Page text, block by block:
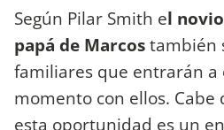
Según Pilar Smith el
papá de Marcostambién
familiares que entrarán
momento con ellos. Cabe
esta oportunidad es un